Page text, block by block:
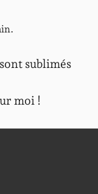
sublimés
moi !